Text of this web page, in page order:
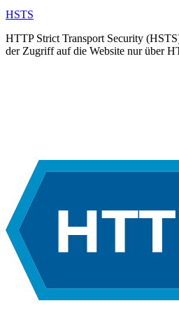
HSTS
HTTP Strict Transport Security
der Zugriff auf die Website nur über